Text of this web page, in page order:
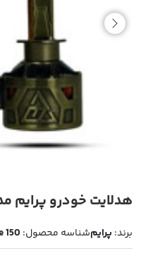
هدلایت خودرو پرایم مدل 150
برند: پرایمشناسه محصول: 150